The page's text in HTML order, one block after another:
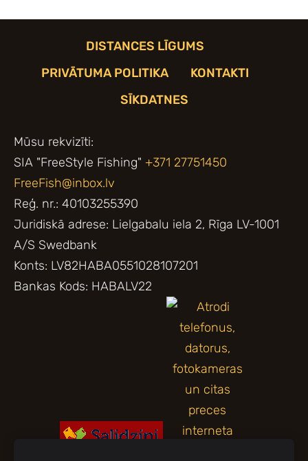
DISTANCES LĪGUMS
PRIVĀTUMA POLITIKA
KONTAKTI
SĪKDATNES
Mūsu rekvizīti:
SIA "FreeStyle Fishing" +371 27751450
FreeFish@inbox.lv
Reģ. nr.: 40103255390
Juridiskā adrese: Lielgabalu iela 2, Rīga LV-1001
A/S Swedbank
Konts: LV82HABA0551028107201
Bankas Kods: HABALV22